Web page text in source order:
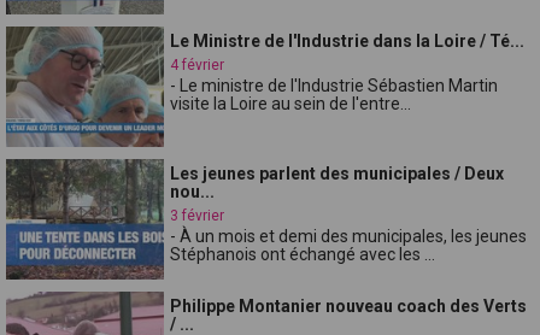
Le Ministre de l'Industrie dans la Loire / Té...
4 février
- Le ministre de l'Industrie Sébastien Martin
visite la Loire au sein de l'entre...
Les jeunes parlent des municipales / Deux
nou...
3 février
- À un mois et demi des municipales, les jeunes
Stéphanois ont échangé avec les ...
Philippe Montanier nouveau coach des Verts
/ ...